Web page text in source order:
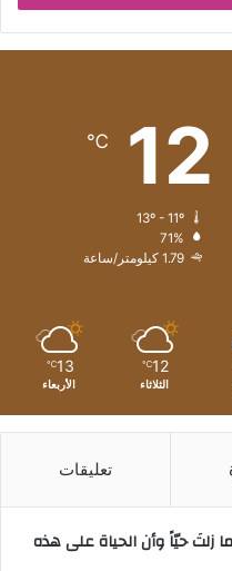
12
℃
71%
1.79 كيلومتر/ساعة
12
℃
الثلاثاء
13
℃
الأربعاء
تعليقات
زلتَ حيّاً وأن الحياة على هذه